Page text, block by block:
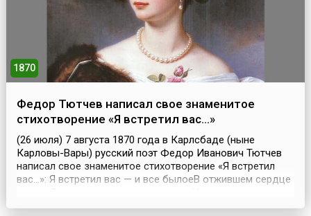
1870
Федор Тютчев написал свое знаменитое
стихотворение «Я встретил вас…»
(26 июля) 7 августа 1870 года в Карлсбаде (ныне
Карловы-Вары) русский поэт Федор Иванович Тютчев
написал свое знаменитое стихотворение «Я встретил
вас…»: Я встретил вас — и все былоеВ отжившем сердце
тепло…Как поздней осени пороюБывают дни, бывает